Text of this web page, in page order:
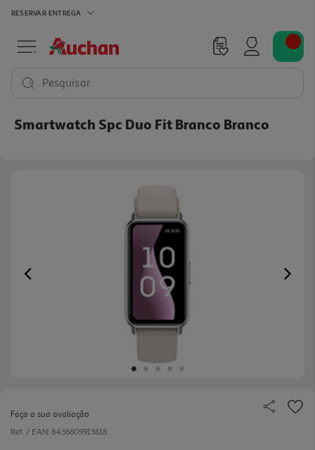
RESERVAR ENTREGA
Pesquisar
Smartwatch Spc Duo Fit Branco Branco
Previous
Faça a sua avaliação
Ref. / EAN: 8436609913618